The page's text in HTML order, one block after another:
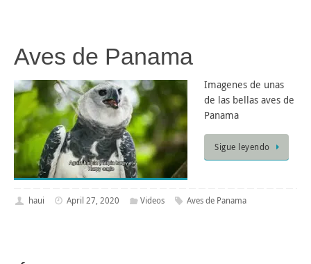
Aves de Panama
Imagenes de unas
de las bellas aves de
Panama
Sigue leyendo
haui April 27, 2020 Videos Aves de Panama